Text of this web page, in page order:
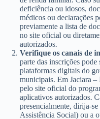
deficiência ou idosos,
médicos ou declarações
previamente a lista de
no site oficial ou
autorizados.
Verifique os canais de
parte das inscrições
plataformas digitais do
municipais. Em Jaciara –
pelo site oficial do
aplicativos autorizados.
presencialmente, dirija-
Assistência Social) ou a